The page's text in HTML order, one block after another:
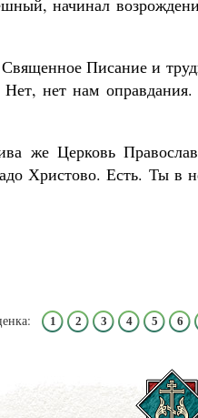
начинал
Священное Писание и
Нет, нет нам
же Церковь
Христово. Есть. Ты в
1 2 3 4 5 6